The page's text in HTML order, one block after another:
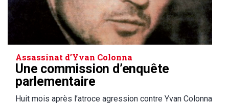
Assassinat d’Yvan Colonna
Une commission d’enquête
parlementaire
Huit mois après l’atroce agression contre Yvan Colonna